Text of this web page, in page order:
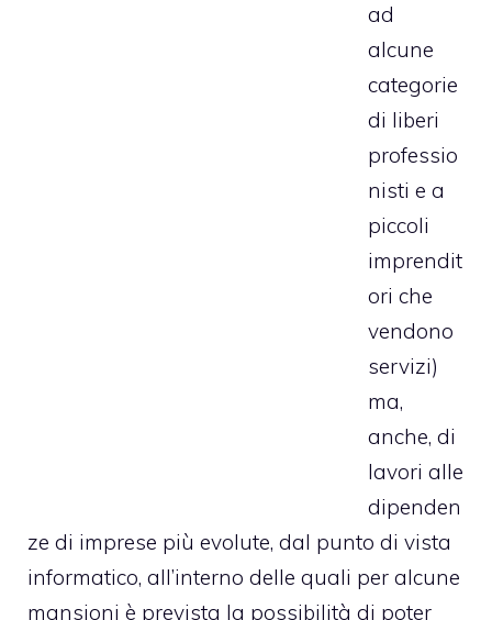
ad
alcune
categorie
di liberi
professio
nisti e a
piccoli
imprendit
ori che
vendono
servizi)
ma,
anche, di
lavori alle
dipenden
ze di imprese più evolute, dal punto di vista
informatico, all’interno delle quali per alcune
mansioni è prevista la possibilità di poter